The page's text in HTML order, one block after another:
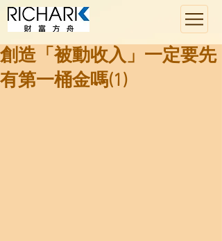
創造「被動收入」一定要先
有第一桶金嗎(1)